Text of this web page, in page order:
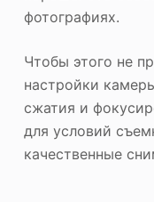
фотографиях.
Чтобы этого не
настройки
сжатия и
для условий
качественные